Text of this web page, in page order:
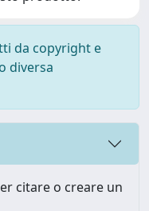
da copyright e
diversa
citare o creare un